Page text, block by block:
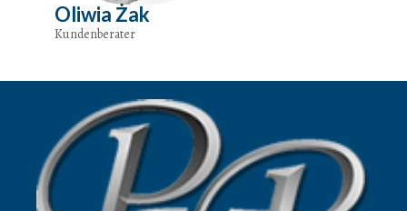
Oliwia Żak
Kundenberater